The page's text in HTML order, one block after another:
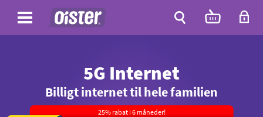
Antal
varer
i
5G Internet
Billigt internet til hele familien
25% rabat i 6 måneder!